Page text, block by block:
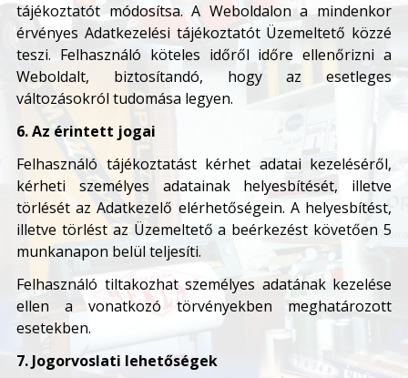
tájékoztatót módosítsa. A Weboldalon a mindenkor
érvényes Adatkezelési tájékoztatót Üzemeltető közzé
teszi. Felhasználó köteles időről időre ellenőrizni a
Weboldalt, biztosítandó, hogy az esetleges
változásokról tudomása legyen.
6. Az érintett jogai
Felhasználó tájékoztatást kérhet adatai kezeléséről,
kérheti személyes adatainak helyesbítését, illetve
törlését az Adatkezelő elérhetőségein. A helyesbítést,
illetve törlést az Üzemeltető a beérkezést követően 5
munkanapon belül teljesíti.
Felhasználó tiltakozhat személyes adatának kezelése
ellen a vonatkozó törvényekben meghatározott
esetekben.
7. Jogorvoslati lehetőségek